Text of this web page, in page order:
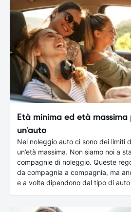
Età minima ed età
un'auto
Nel noleggio auto ci sono dei limiti
un’età massima. Non siamo noi a
compagnie di noleggio. Queste
da compagnia a compagnia, ma
e a volte dipendono dal tipo di